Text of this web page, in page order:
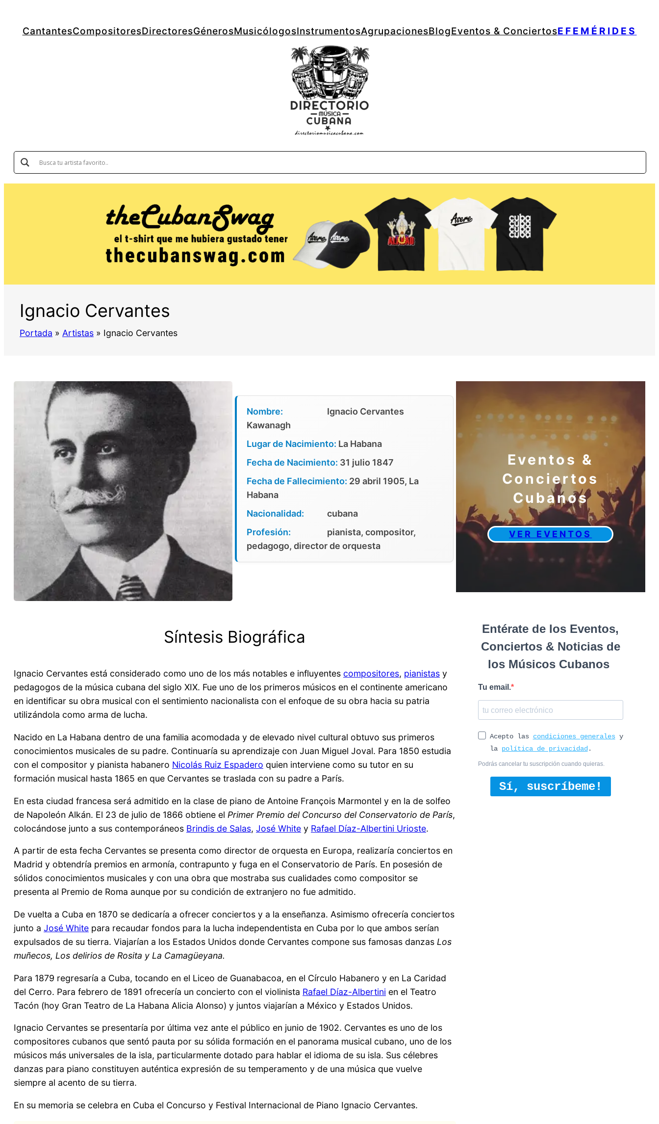
CantantesCompositoresDirectoresGénerosMusicólogosInstrumentosAgrupacionesBlogEventos & ConciertosEFEMÉRIDES
Ignacio Cervantes
Portada » Artistas » Ignacio Cervantes
Nombre:
Ignacio Cervantes
Kawanagh
Lugar de Nacimiento: La Habana
Fecha de Nacimiento: 31 julio 1847
Fecha de Fallecimiento: 29 abril 1905, La
Habana
Nacionalidad:
cubana
Profesión:
pianista, compositor,
pedagogo, director de orquesta
Síntesis Biográfica
Ignacio Cervantes está considerado como uno de los más notables e influyentes compositores, pianistas y
pedagogos de la música cubana del siglo XIX. Fue uno de los primeros músicos en el continente americano
en identificar su obra musical con el sentimiento nacionalista con el enfoque de su obra hacia su patria
utilizándola como arma de lucha.
Nacido en La Habana dentro de una familia acomodada y de elevado nivel cultural obtuvo sus primeros
conocimientos musicales de su padre. Continuaría su aprendizaje con Juan Miguel Joval. Para 1850 estudia
con el compositor y pianista habanero Nicolás Ruiz Espadero quien interviene como su tutor en su
formación musical hasta 1865 en que Cervantes se traslada con su padre a París.
En esta ciudad francesa será admitido en la clase de piano de Antoine François Marmontel y en la de solfeo
de Napoleón Alkán. El 23 de julio de 1866 obtiene el Primer Premio del Concurso del Conservatorio de París,
colocándose junto a sus contemporáneos Brindis de Salas, José White y Rafael Díaz-Albertini Urioste.
A partir de esta fecha Cervantes se presenta como director de orquesta en Europa, realizaría conciertos en
Madrid y obtendría premios en armonía, contrapunto y fuga en el Conservatorio de París. En posesión de
sólidos conocimientos musicales y con una obra que mostraba sus cualidades como compositor se
presenta al Premio de Roma aunque por su condición de extranjero no fue admitido.
De vuelta a Cuba en 1870 se dedicaría a ofrecer conciertos y a la enseñanza. Asimismo ofrecería conciertos
junto a José White para recaudar fondos para la lucha independentista en Cuba por lo que ambos serían
expulsados de su tierra. Viajarían a los Estados Unidos donde Cervantes compone sus famosas danzas Los
muñecos, Los delirios de Rosita y La Camagüeyana.
Para 1879 regresaría a Cuba, tocando en el Liceo de Guanabacoa, en el Círculo Habanero y en La Caridad
del Cerro. Para febrero de 1891 ofrecería un concierto con el violinista Rafael Díaz-Albertini en el Teatro
Tacón (hoy Gran Teatro de La Habana Alicia Alonso) y juntos viajarían a México y Estados Unidos.
Ignacio Cervantes se presentaría por última vez ante el público en junio de 1902. Cervantes es uno de los
compositores cubanos que sentó pauta por su sólida formación en el panorama musical cubano, uno de los
músicos más universales de la isla, particularmente dotado para hablar el idioma de su isla. Sus célebres
danzas para piano constituyen auténtica expresión de su temperamento y de una música que vuelve
siempre al acento de su tierra.
En su memoria se celebra en Cuba el Concurso y Festival Internacional de Piano Ignacio Cervantes.
Eventos &
Conciertos
Cubanos
VER EVENTOS
Entérate de los Eventos,
Conciertos & Noticias de
los Músicos Cubanos
Tu email.
Acepto las condiciones generalesy
la política de privacidad.
Podrás cancelar tu suscripción cuando quieras.
Sí, suscríbeme!